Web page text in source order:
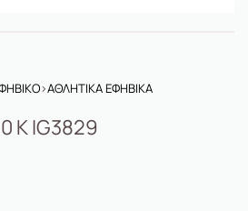
›ΑΘΛΗΤΙΚΑ ΕΦΗΒΙΚΑ
K IG3829